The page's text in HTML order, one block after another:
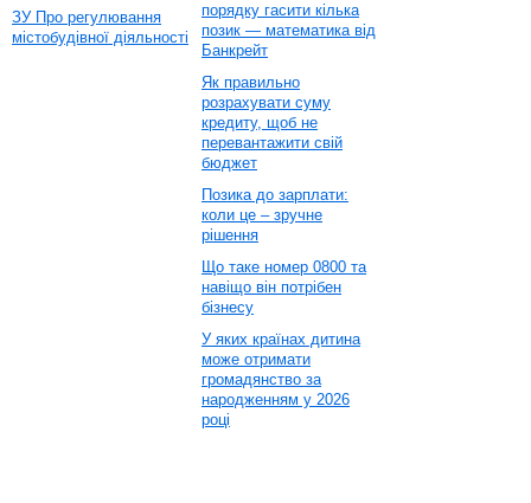
ЗУ Про регулювання
містобудівної діяльності
порядку гасити кілька
позик — математика від
Банкрейт
Як правильно
розрахувати суму
кредиту, щоб не
перевантажити свій
бюджет
Позика до зарплати:
коли це – зручне
рішення
Що таке номер 0800 та
навіщо він потрібен
бізнесу
У яких країнах дитина
може отримати
громадянство за
народженням у 2026
році